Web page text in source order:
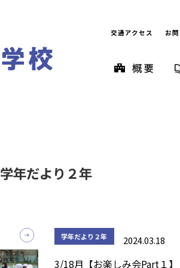
交通アクセス お
学年だより２年
学年だより２年 2024.03.18
3/18月【お楽しみ会Part１】